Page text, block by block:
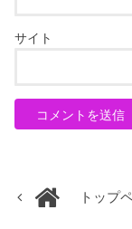
サイト
トップ